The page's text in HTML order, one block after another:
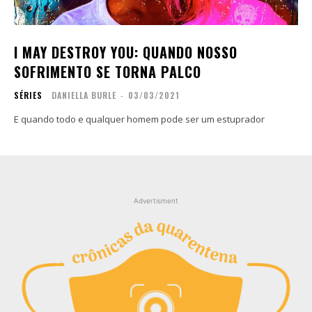
Zine
Autores
Sobre
Contato
Zine
Autores
Sobre
Contato
I MAY DESTROY YOU: QUANDO NOSSO
SOFRIMENTO SE TORNA PALCO
SÉRIES DANIELLA BURLE - 03/03/2021
E quando todo e qualquer homem pode ser um estuprador
Advertisment